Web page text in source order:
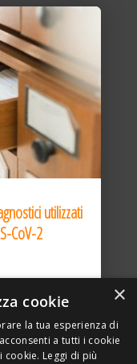
utilizzati
CoV-2
×
cookie
la tua esperienza di
a tutti i cookie
cookie. Leggi di più